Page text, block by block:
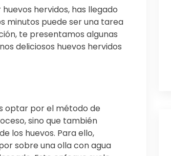
hervidos, has llegado
minutos puede ser una tarea
te presentamos algunas
deliciosos huevos hervidos
optar por el método de
sino que también
los huevos. Para ello,
sobre una olla con agua